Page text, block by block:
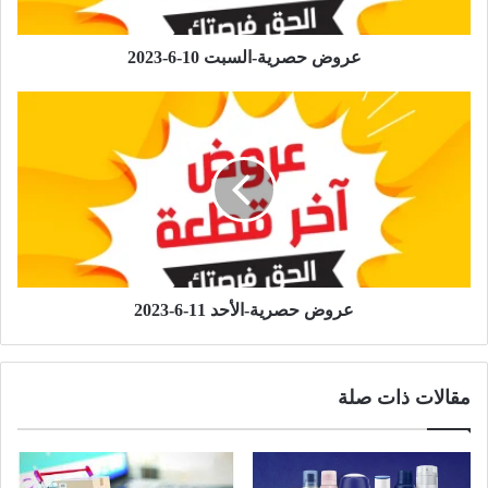
عروض حصرية-السبت 10-6-2023
عروض حصرية-الأحد 11-6-2023
مقالات ذات صلة